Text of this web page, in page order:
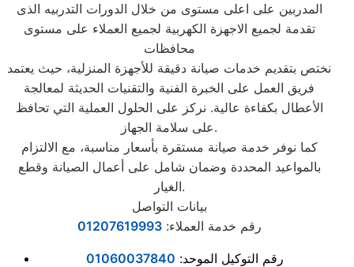
المدربين على اعلى مستوى من خلال الدورات التدربيه الذى
تقدمة لجميع الاجهزة الكهربية لجميع العملاء على مستوى
محافظات
نختص بتقديم خدمات صيانة دقيقة للأجهزة المنزلية، حيث يعتمد
فريق العمل على الخبرة الفنية والتقنيات الحديثة لمعالجة
الأعطال بكفاءة عالية. نركز على الحلول العملية التي تحافظ
على سلامة الجهاز.
كما نوفر خدمة صيانة مستقرة بأسعار مناسبة، مع الالتزام
بالمواعيد المحددة وضمان شامل على أعمال الصيانة وقطع
الغيار.
بيانات التواصل
رقم خدمة العملاء:01207619993
رقم التوكيل الموحد: 01060037840